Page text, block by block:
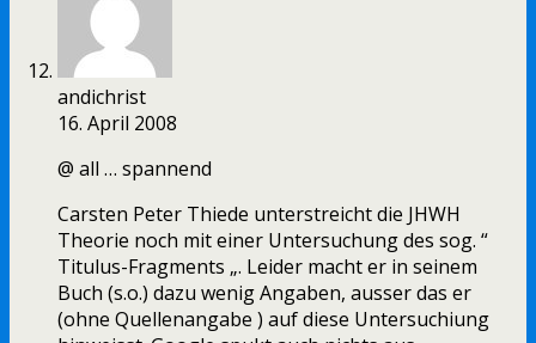
andichrist
16. April 2008
@ all … spannend
Carsten Peter Thiede unterstreicht die JHWH
Theorie noch mit einer Untersuchung des sog. “
Titulus-Fragments „. Leider macht er in seinem
Buch (s.o.) dazu wenig Angaben, ausser das er
(ohne Quellenangabe ) auf diese Untersuchiung